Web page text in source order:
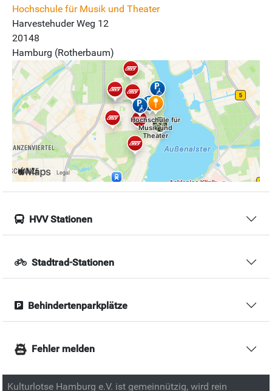
Hochschule für Musik und Theater
Harvestehuder Weg 12
20148
Hamburg (Rotherbaum)
HVV Stationen
Stadtrad-Stationen
Behindertenparkplätze
Fehler melden
Kulturlotse Hamburg e.V. ist gemeinnützig, wird rein